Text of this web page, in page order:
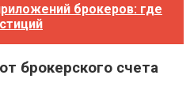
брокеров: где
брокерского счета